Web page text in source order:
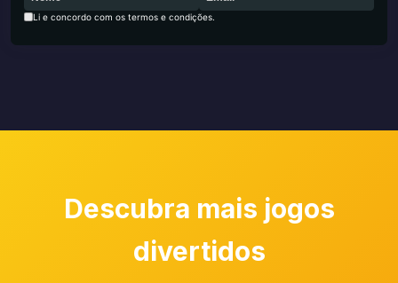
Li e concordo com os termos e condições.
Descubra mais jogos
divertidos